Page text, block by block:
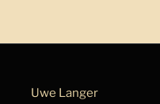
Uwe Langer